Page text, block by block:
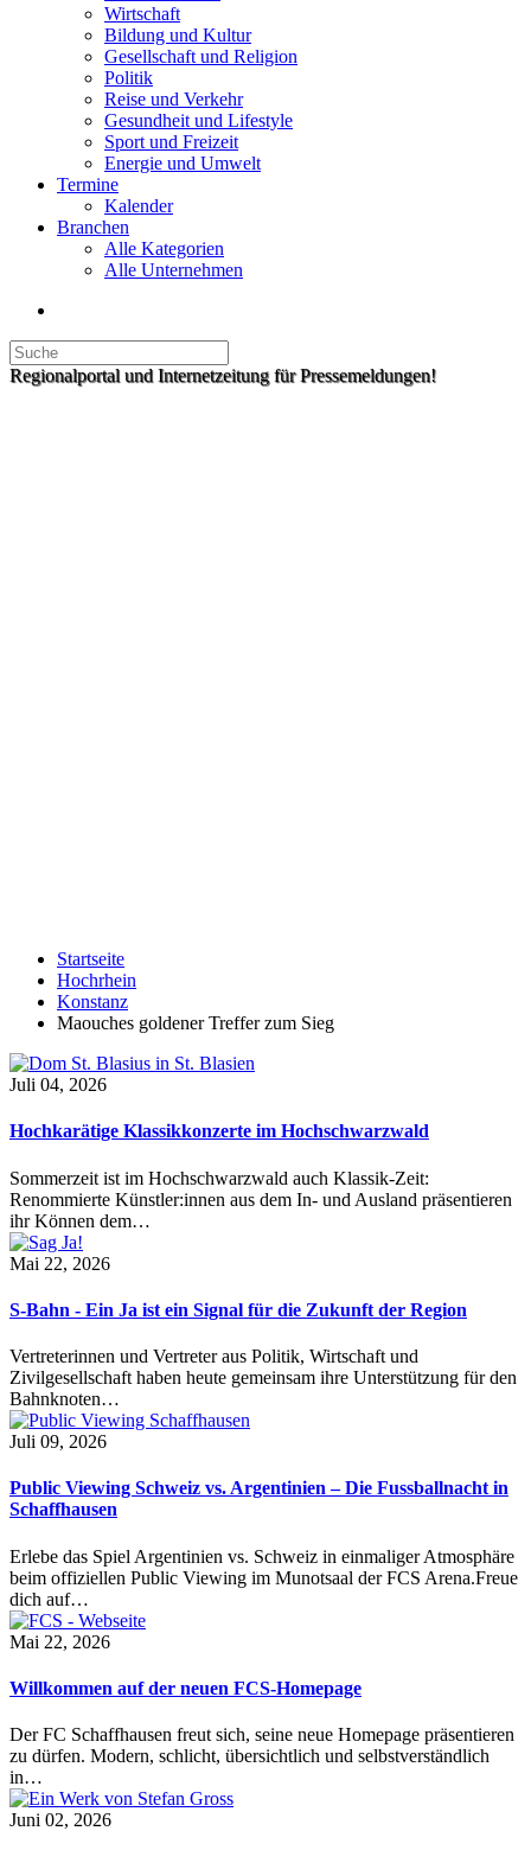
Wirtschaft
Bildung und Kultur
Gesellschaft und Religion
Politik
Reise und Verkehr
Gesundheit und Lifestyle
Sport und Freizeit
Energie und Umwelt
Termine
Kalender
Branchen
Alle Kategorien
Alle Unternehmen
Regionalportal und Internetzeitung für Pressemeldungen!
Startseite
Hochrhein
Konstanz
Maouches goldener Treffer zum Sieg
Juli 04, 2026
Hochkarätige Klassikkonzerte im Hochschwarzwald
Sommerzeit ist im Hochschwarzwald auch Klassik-Zeit:
Renommierte Künstler:innen aus dem In- und Ausland präsentieren
ihr Können dem…
Mai 22, 2026
S-Bahn - Ein Ja ist ein Signal für die Zukunft der Region
Vertreterinnen und Vertreter aus Politik, Wirtschaft und
Zivilgesellschaft haben heute gemeinsam ihre Unterstützung für den
Bahnknoten…
Juli 09, 2026
Public Viewing Schweiz vs. Argentinien – Die Fussballnacht in
Schaffhausen
Erlebe das Spiel Argentinien vs. Schweiz in einmaliger Atmosphäre
beim offiziellen Public Viewing im Munotsaal der FCS Arena.Freue
dich auf…
Mai 22, 2026
Willkommen auf der neuen FCS-Homepage
Der FC Schaffhausen freut sich, seine neue Homepage präsentieren
zu dürfen. Modern, schlicht, übersichtlich und selbstverständlich
in…
Juni 02, 2026